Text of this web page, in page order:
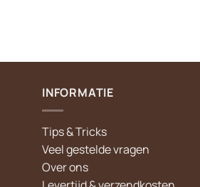
INFORMATIE
Tips & Tricks
Veel gestelde vragen
Over ons